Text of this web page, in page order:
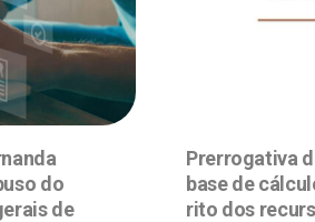
do
de
Prerrogativa
base de
rito dos